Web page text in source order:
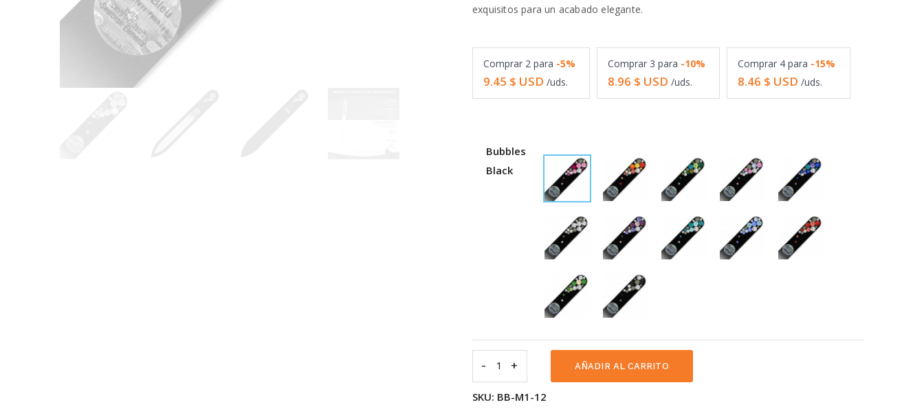
exquisitos para un acabado elegante.
Comprar 2 para -5%
9.45 $ USD /uds.
Comprar 3 para -10%
8.96 $ USD /uds.
Comprar 4 para -15%
8.46 $ USD /uds.
Bubbles
Black
-
Lima
de
cristal
+ AÑADIR AL CARRITO
SKU: BB-M1-12